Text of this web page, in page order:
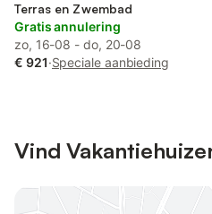
Terras en Zwembad
Gratis annulering
zo, 16-08 - do, 20-08
€ 921·Speciale aanbieding
Vind